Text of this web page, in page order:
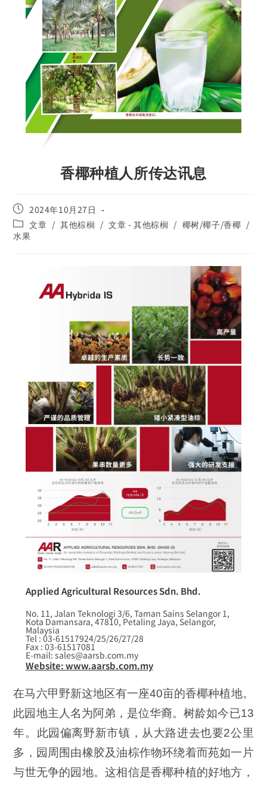
香椰种植人所传达讯息
2024年10月27日
文章 / 其他棕榈 / 文章 - 其他棕榈 / 椰树/椰子/香椰 /
水果
Applied Agricultural Resources Sdn. Bhd.
No. 11, Jalan Teknologi 3/6, Taman Sains Selangor 1,
Kota Damansara, 47810, Petaling Jaya, Selangor,
Malaysia
Tel : 03-61517924/25/26/27/28
Fax : 03-61517081
E-mail: sales@aarsb.com.my
Website: www.aarsb.com.my
在马六甲野新这地区有一座40亩的香椰种植地。
此园地主人名为阿弟，是位华裔。树龄如今已13
年。此园偏离野新市镇，从大路进去也要2公里
多，园周围由橡胶及油棕作物环绕着而苑如一片
与世无争的园地。这相信是香椰种植的好地方，